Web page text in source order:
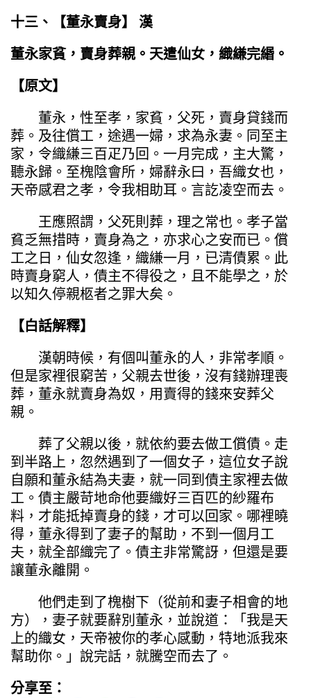
十三、【董永賣身】 漢
董永家貧，賣身葬親。天遣仙女，織縑完緡。
【原文】
董永，性至孝，家貧，父死，賣身貸錢而
葬。及往償工，途遇一婦，求為永妻。同至主
家，令織縑三百疋乃回。一月完成，主大驚，
聽永歸。至槐陰會所，婦辭永曰，吾織女也，
天帝感君之孝，令我相助耳。言訖凌空而去。
王應照謂，父死則葬，理之常也。孝子當
貧乏無措時，賣身為之，亦求心之安而已。償
工之日，仙女忽逢，織縑一月，已清債累。此
時賣身窮人，債主不得役之，且不能學之，於
以知久停親柩者之罪大矣。
【白話解釋】
漢朝時候，有個叫董永的人，非常孝順。
但是家裡很窮苦，父親去世後，沒有錢辦理喪
葬，董永就賣身為奴，用賣得的錢來安葬父
親。
葬了父親以後，就依約要去做工償債。走
到半路上，忽然遇到了一個女子，這位女子說
自願和董永結為夫妻，就一同到債主家裡去做
工。債主嚴苛地命他要織好三百匹的紗羅布
料，才能抵掉賣身的錢，才可以回家。哪裡曉
得，董永得到了妻子的幫助，不到一個月工
夫，就全部織完了。債主非常驚訝，但還是要
讓董永離開。
他們走到了槐樹下（從前和妻子相會的地
方），妻子就要辭別董永，並說道：「我是天
上的織女，天帝被你的孝心感動，特地派我來
幫助你。」說完話，就騰空而去了。
分享至：